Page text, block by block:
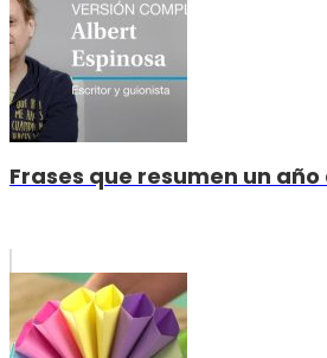
Frases que resumen un